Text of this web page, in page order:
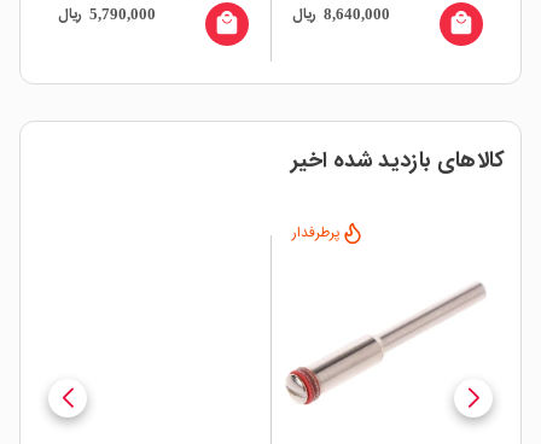
8,640,000 ریال local_mall
5,790,000 ریال local_mall
کالاهای بازدید شده اخیر
پرطرفدار